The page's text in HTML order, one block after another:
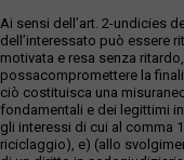
Ai sensi dell’art. 2-undicies
dell’interessato può essere
motivata e resa senza
possacompromettere la
ciò costituisca una
fondamentali e dei legittimi
gli interessi di cui al comma
riciclaggio), e) (allo